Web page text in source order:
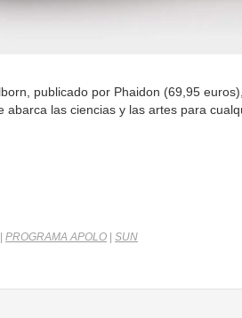
publicado por Phaidon (69,95
las ciencias y las artes para
PROGRAMA APOLO
SUN